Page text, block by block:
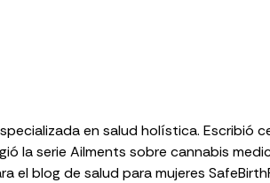
en salud holística. Escribió
la serie Ailments sobre cannabis
el blog de salud para mujeres